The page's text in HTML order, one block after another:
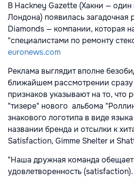
В Hackney Gazette (Хакни — один
Лондона) появилась загадочная
Diamonds — компании, которая
"специалистами по ремонту
euronews.com
Реклама выглядит вполне
ближайшем рассмотрении сразу
признаков указывают на то, что
"тизере" нового альбома
знакового логотипа в виде
названии бренда и отсылки к
Satisfaction, Gimme Shelter и
"Наша дружная команда
удовлетворенность